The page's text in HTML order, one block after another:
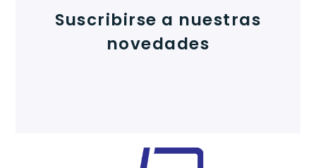
Suscribirse a nuestras
novedades